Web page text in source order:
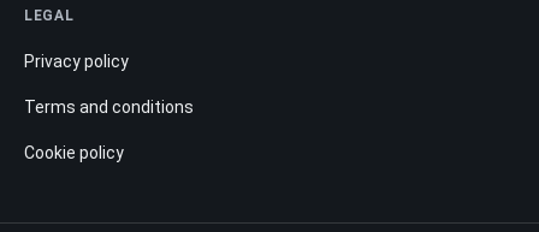
LEGAL
Privacy policy
Terms and conditions
Cookie policy